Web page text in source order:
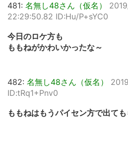
481: 名無し48さん（仮名）
22:29:50.82 ID:Hu/P+sYC0
今日のロケ方も
ももねがかわいかったな～
482: 名無し48さん（仮名）
ID:tRq1+Pnv0
ももねはもうパイセン方で出て